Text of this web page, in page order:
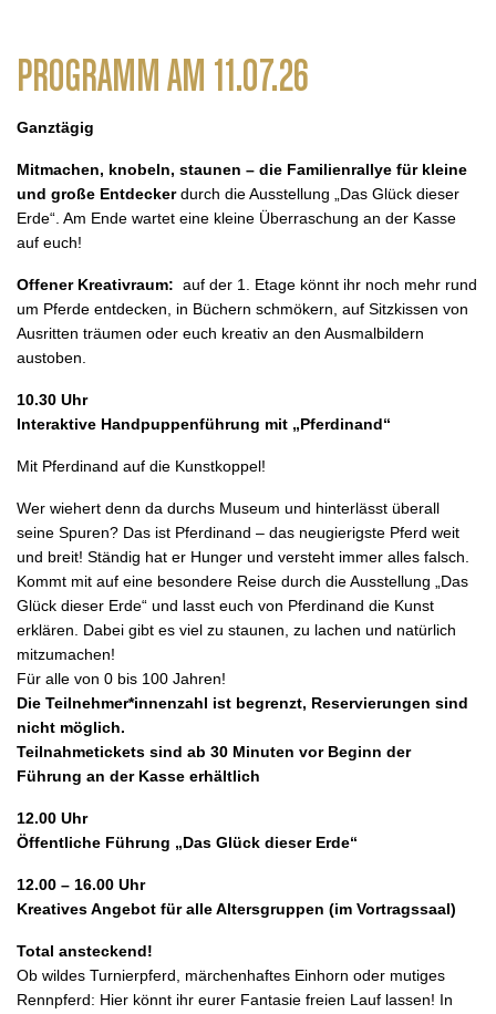
PROGRAMM AM 11.07.26
Ganztägig
Mitmachen, knobeln, staunen – die Familienrallye für kleine
und große Entdeckerdurch die Ausstellung „Das Glück dieser
Erde“. Am Ende wartet eine kleine Überraschung an der Kasse
auf euch!
Offener Kreativraum: auf der 1. Etage könnt ihr noch mehr rund
um Pferde entdecken, in Büchern schmökern, auf Sitzkissen von
Ausritten träumen oder euch kreativ an den Ausmalbildern
austoben.
10.30 Uhr
Interaktive Handpuppenführung mit „Pferdinand“
Mit Pferdinand auf die Kunstkoppel!
Wer wiehert denn da durchs Museum und hinterlässt überall
seine Spuren? Das ist Pferdinand – das neugierigste Pferd weit
und breit! Ständig hat er Hunger und versteht immer alles falsch.
Kommt mit auf eine besondere Reise durch die Ausstellung „Das
Glück dieser Erde“ und lasst euch von Pferdinand die Kunst
erklären. Dabei gibt es viel zu staunen, zu lachen und natürlich
mitzumachen!
Für alle von 0 bis 100 Jahren!
Die Teilnehmer*innenzahl ist begrenzt, Reservierungen sind
nicht möglich.
Teilnahmetickets sind ab 30 Minuten vor Beginn der
Führung an der Kasse erhältlich
12.00 Uhr
Öffentliche Führung „Das Glück dieser Erde“
12.00 – 16.00 Uhr
Kreatives Angebot für alle Altersgruppen (im Vortragssaal)
Total ansteckend!
Ob wildes Turnierpferd, märchenhaftes Einhorn oder mutiges
Rennpferd: Hier könnt ihr eurer Fantasie freien Lauf lassen! In